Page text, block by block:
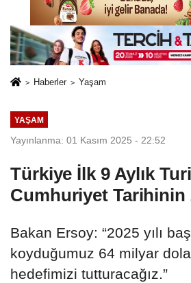
Haberler Yaşam
YAŞAM
Yayınlanma: 01 Kasım 2025 - 22:52
Türkiye İlk 9 Aylık
Cumhuriyet Tarihinin
Bakan Ersoy: “2025 yılı
koyduğumuz 64 milyar
hedefimizi tutturacağız.”